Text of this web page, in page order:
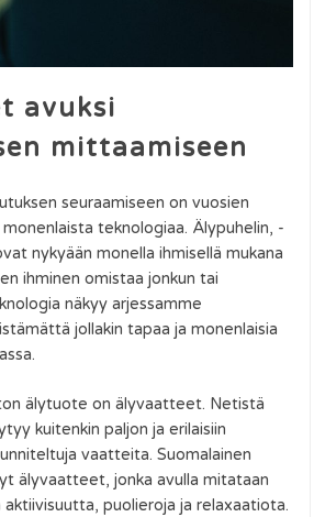
avuksi
mittaamiseen
seuraamiseen on vuosien
teknologiaa. Älypuhelin, -
nykyään monella ihmisellä mukana
ihminen omistaa jonkun tai
näkyy arjessamme
jollakin tapaa ja monenlaisia
älytuote on älyvaatteet. Netistä
kuitenkin paljon ja erilaisiin
vaatteita. Suomalainen
älyvaatteet, jonka avulla mitataan
aktiivisuutta, puolieroja ja relaxaatiota.